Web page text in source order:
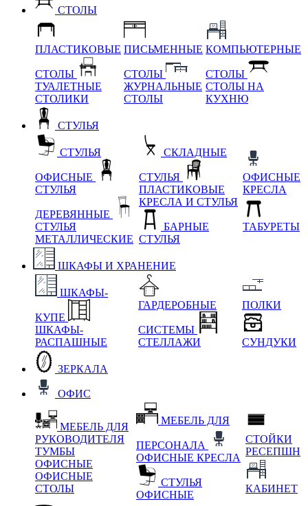
СТОЛЫ
ПЛАСТИКОВЫЕ
СТОЛЫ
ТУАЛЕТНЫЕ
СТОЛИКИ
ПИСЬМЕННЫЕ
СТОЛЫ
ЖУРНАЛЬНЫЕ
СТОЛЫ
КОМПЬЮТЕРНЫЕ
СТОЛЫ
СТОЛЫ НА
КУХНЮ
СТУЛЬЯ
СТУЛЬЯ
ОФИСНЫЕ
СТУЛЬЯ
ДЕРЕВЯННЫЕ
СТУЛЬЯ
МЕТАЛЛИЧЕСКИЕ
СКЛАДНЫЕ
СТУЛЬЯ
ПЛАСТИКОВЫЕ
КРЕСЛА И СТУЛЬЯ
БАРНЫЕ
СТУЛЬЯ
ОФИСНЫЕ
КРЕСЛА
ТАБУРЕТЫ
ШКАФЫ И ХРАНЕНИЕ
ШКАФЫ-
КУПЕ
ШКАФЫ-
РАСПАШНЫЕ
ГАРДЕРОБНЫЕ
СИСТЕМЫ
СТЕЛЛАЖИ
ПОЛКИ
СУНДУКИ
ЗЕРКАЛА
ОФИС
МЕБЕЛЬ ДЛЯ
РУКОВОДИТЕЛЯ
ТУМБЫ
ОФИСНЫЕ
ОФИСНЫЕ
СТОЛЫ
МЕБЕЛЬ ДЛЯ
ПЕРСОНАЛА
ОФИСНЫЕ КРЕСЛА
СТУЛЬЯ
ОФИСНЫЕ
СТОЙКИ
РЕСЕПШН
КАБИНЕТ